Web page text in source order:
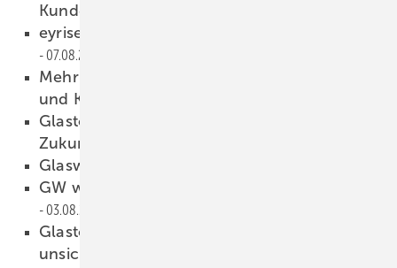
Kundennähe unter Beweis
eyrise Smartglass für die Sanierung
07.08.2023
Mehr Marktpotenziale durch Nachhaltigkeit
und Klimaneutralität
Glaston: Anlagentechnik für die nachhaltige
Zukunft mit Glas
Glaswelt 08/2023 als PDF
GW wird 75 – so geht Fachzeit schrift 2023
03.08.2023
Glaston: Gesunder Auftragsbestand trotz
unsicherer Märkte